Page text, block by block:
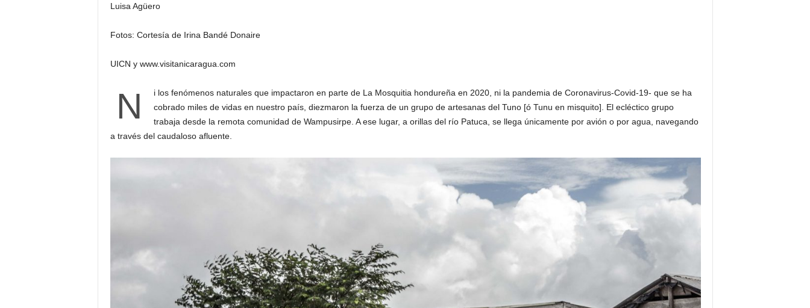
Luisa Agüero
Fotos: Cortesía de Irina Bandé Donaire
UICN y www.visitanicaragua.com
N
i los fenómenos naturales que impactaron en parte de La Mosquitia hondureña en 2020, ni la pandemia de Coronavirus-Covid-19- que se ha
cobrado miles de vidas en nuestro país, diezmaron la fuerza de un grupo de artesanas del Tuno [ó Tunu en misquito]. El ecléctico grupo
trabaja desde la remota comunidad de Wampusirpe. A ese lugar, a orillas del río Patuca, se llega únicamente por avión o por agua, navegando
a través del caudaloso afluente.